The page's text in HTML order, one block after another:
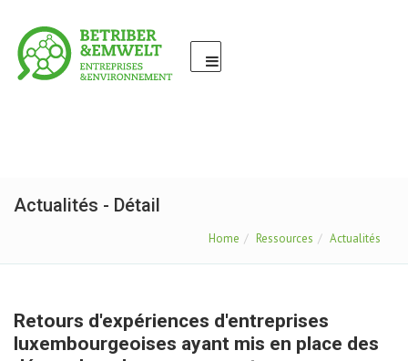
Actualités - Détail
Home Ressources Actualités
Retours d'expériences d'entreprises
luxembourgeoises ayant mis en place des